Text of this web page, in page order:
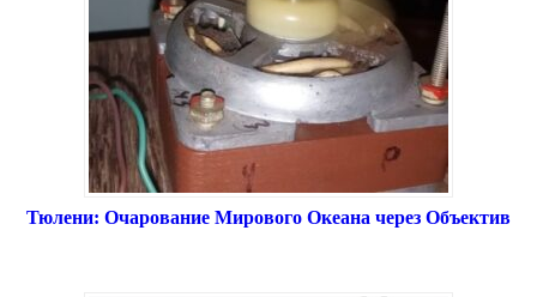
Тюлени: Очарование Мирового Океана через Объектив